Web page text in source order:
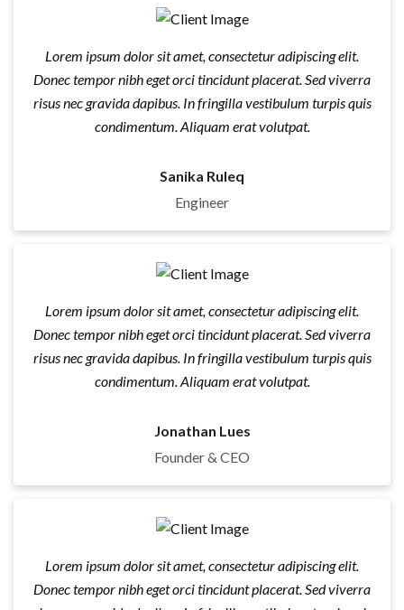
Lorem ipsum dolor sit amet, consectetur adipiscing elit.
Donec tempor nibh eget orci tincidunt placerat. Sed viverra
risus nec gravida dapibus. In fringilla vestibulum turpis quis
condimentum. Aliquam erat volutpat.
Sanika Ruleq
Engineer
Lorem ipsum dolor sit amet, consectetur adipiscing elit.
Donec tempor nibh eget orci tincidunt placerat. Sed viverra
risus nec gravida dapibus. In fringilla vestibulum turpis quis
condimentum. Aliquam erat volutpat.
Jonathan Lues
Founder & CEO
Lorem ipsum dolor sit amet, consectetur adipiscing elit.
Donec tempor nibh eget orci tincidunt placerat. Sed viverra